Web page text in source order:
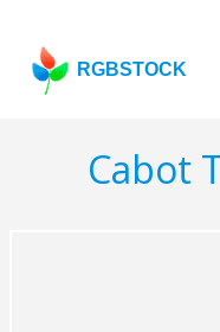
RGBSTOCK
Cabot